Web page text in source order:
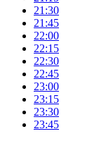
21:30
21:45
22:00
22:15
22:30
22:45
23:00
23:15
23:30
23:45